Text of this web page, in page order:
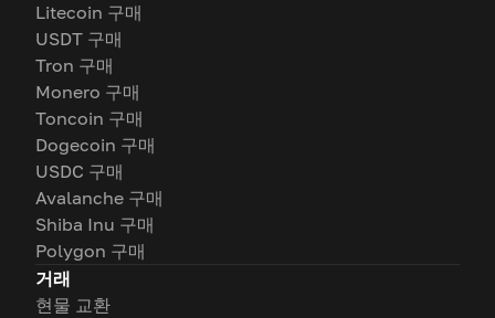
Litecoin 구매
USDT 구매
Tron 구매
Monero 구매
Toncoin 구매
Dogecoin 구매
USDC 구매
Avalanche 구매
Shiba Inu 구매
Polygon 구매
거래
현물 교환